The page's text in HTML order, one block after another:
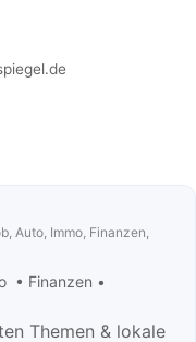
Auto, Immo, Finanzen,
• Finanzen •
Themen & lokale